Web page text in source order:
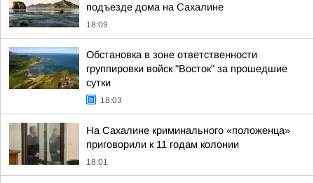
подъезде дома на Сахалине
18:09
Обстановка в зоне ответственности
группировки войск "Восток" за прошедшие
сутки
18:03
На Сахалине криминального «положенца»
приговорили к 11 годам колонии
18:01